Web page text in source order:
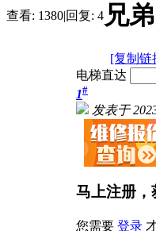
查看: 1380|回复: 4兄
[复制链
电梯直达
1#
发表于
马上注册，
您需要 登录